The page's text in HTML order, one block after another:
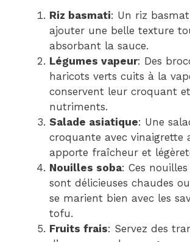
Riz basmati: Un riz
ajouter une belle texture
absorbant la sauce.
Légumes vapeur: Des
haricots verts cuits à la
conservent leur croquant
nutriments.
Salade asiatique: Une
croquante avec vinaigrette
apporte fraîcheur et
Nouilles soba: Ces
sont délicieuses chaudes
se marient bien avec les
tofu.
Fruits frais: Servez des